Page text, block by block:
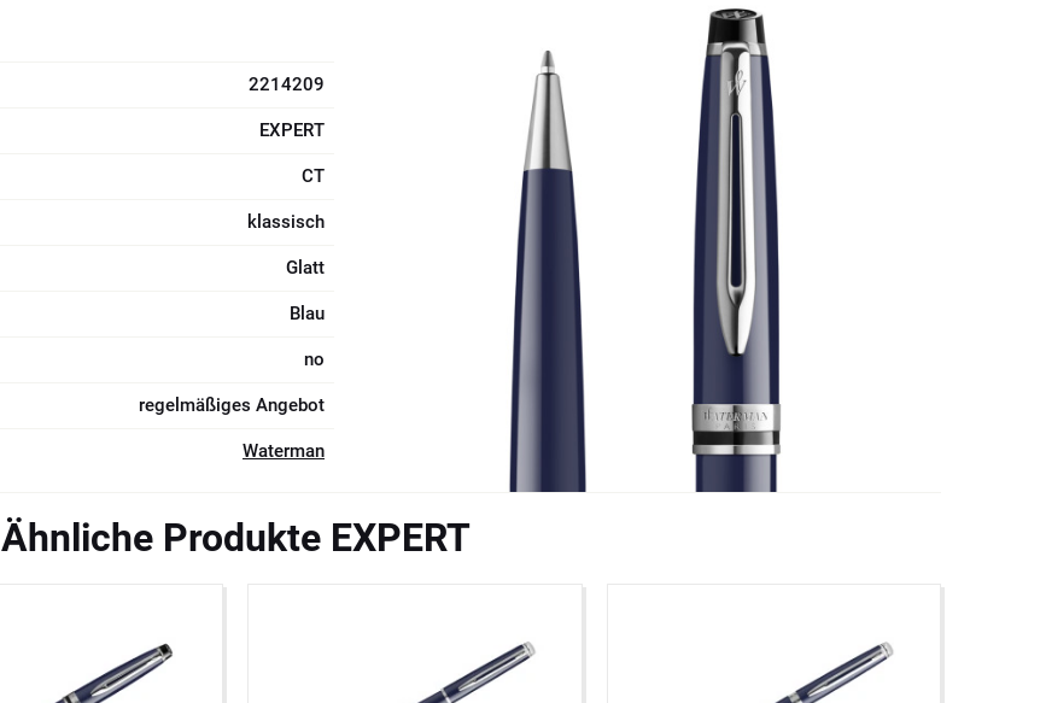
2214209
EXPERT
CT
klassisch
Glatt
Blau
no
regelmäßiges Angebot
Waterman
Ähnliche Produkte EXPERT